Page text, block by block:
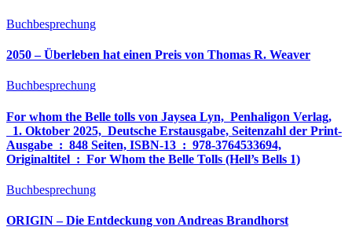
Buchbesprechung
2050 – Überleben hat einen Preis von Thomas R. Weaver
Buchbesprechung
For whom the Belle tolls von Jaysea Lyn, ‎ Penhaligon Verlag,
‎ 1. Oktober 2025, ‎ Deutsche Erstausgabe, Seitenzahl der Print-
Ausgabe ‏ : ‎ 848 Seiten, ISBN-13 ‏ : ‎ 978-3764533694,
Originaltitel ‏ : ‎ For Whom the Belle Tolls (Hell’s Bells 1)
Buchbesprechung
ORIGIN – Die Entdeckung von Andreas Brandhorst